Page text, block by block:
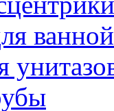
ванной